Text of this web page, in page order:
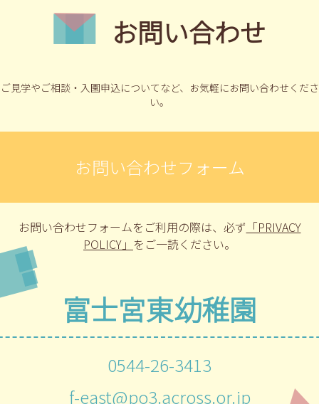
お問い合わせ
ご見学やご相談・入園申込についてなど、 お気軽にお問い合わせくださ
い。
お問い合わせフォーム
お問い合わせフォームをご利用の際は、 必ず 「PRIVACY
POLICY」 をご一読ください。
富士宮東幼稚園
0544-26-3413
f-east@po3.across.or.jp